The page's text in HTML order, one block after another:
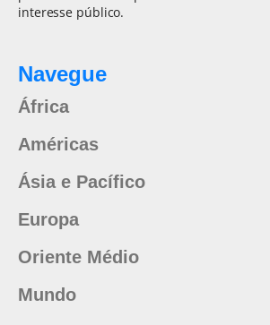
interesse público.
Navegue
África
Américas
Ásia e Pacífico
Europa
Oriente Médio
Mundo